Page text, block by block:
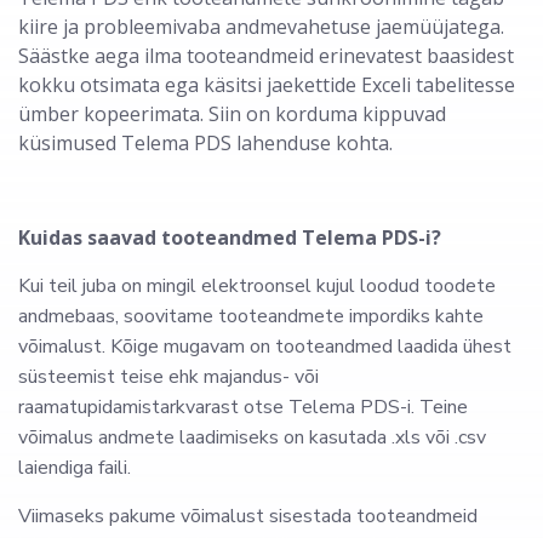
kiire ja probleemivaba andmevahetuse jaemüüjatega.
Säästke aega ilma tooteandmeid erinevatest baasidest
kokku otsimata ega käsitsi jaekettide Exceli tabelitesse
ümber kopeerimata. Siin on korduma kippuvad
küsimused Telema PDS lahenduse kohta.
Kuidas saavad tooteandmed Telema PDS-i?
Kui teil juba on mingil elektroonsel kujul loodud toodete
andmebaas, soovitame tooteandmete impordiks kahte
võimalust. Kõige mugavam on tooteandmed laadida ühest
süsteemist teise ehk majandus- või
raamatupidamistarkvarast otse Telema PDS-i. Teine
võimalus andmete laadimiseks on kasutada .xls või .csv
laiendiga faili.
Viimaseks pakume võimalust sisestada tooteandmeid